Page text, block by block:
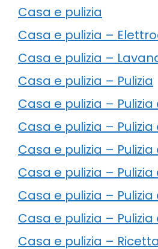
Casa e pulizia
Casa e pulizia –
Casa e pulizia –
Casa e pulizia – Pulizia
Casa e pulizia –
Casa e pulizia –
Casa e pulizia –
Casa e pulizia –
Casa e pulizia –
Casa e pulizia –
Casa e pulizia –